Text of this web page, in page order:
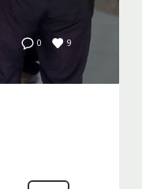
0 9